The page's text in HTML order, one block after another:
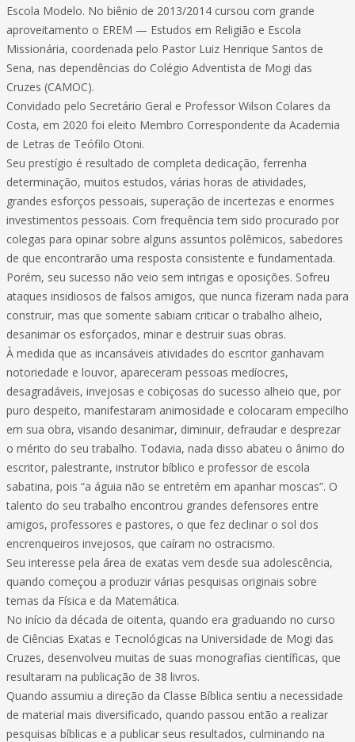
Escola Modelo. No biênio de 2013/2014 cursou com grande
aproveitamento o EREM — Estudos em Religião e Escola
Missionária, coordenada pelo Pastor Luiz Henrique Santos de
Sena, nas dependências do Colégio Adventista de Mogi das
Cruzes (CAMOC).
Convidado pelo Secretário Geral e Professor Wilson Colares da
Costa, em 2020 foi eleito Membro Correspondente da Academia
de Letras de Teófilo Otoni.
Seu prestígio é resultado de completa dedicação, ferrenha
determinação, muitos estudos, várias horas de atividades,
grandes esforços pessoais, superação de incertezas e enormes
investimentos pessoais. Com frequência tem sido procurado por
colegas para opinar sobre alguns assuntos polêmicos, sabedores
de que encontrarão uma resposta consistente e fundamentada.
Porém, seu sucesso não veio sem intrigas e oposições. Sofreu
ataques insidiosos de falsos amigos, que nunca fizeram nada para
construir, mas que somente sabiam criticar o trabalho alheio,
desanimar os esforçados, minar e destruir suas obras.
À medida que as incansáveis atividades do escritor ganhavam
notoriedade e louvor, apareceram pessoas medíocres,
desagradáveis, invejosas e cobiçosas do sucesso alheio que, por
puro despeito, manifestaram animosidade e colocaram empecilho
em sua obra, visando desanimar, diminuir, defraudar e desprezar
o mérito do seu trabalho. Todavia, nada disso abateu o ânimo do
escritor, palestrante, instrutor bíblico e professor de escola
sabatina, pois “a águia não se entretém em apanhar moscas”. O
talento do seu trabalho encontrou grandes defensores entre
amigos, professores e pastores, o que fez declinar o sol dos
encrenqueiros invejosos, que caíram no ostracismo.
Seu interesse pela área de exatas vem desde sua adolescência,
quando começou a produzir várias pesquisas originais sobre
temas da Física e da Matemática.
No início da década de oitenta, quando era graduando no curso
de Ciências Exatas e Tecnológicas na Universidade de Mogi das
Cruzes, desenvolveu muitas de suas monografias científicas, que
resultaram na publicação de 38 livros.
Quando assumiu a direção da Classe Bíblica sentiu a necessidade
de material mais diversificado, quando passou então a realizar
pesquisas bíblicas e a publicar seus resultados, culminando na